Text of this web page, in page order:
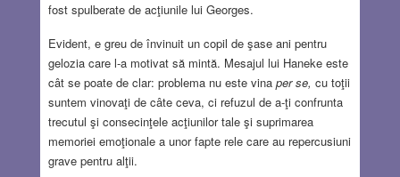
fost spulberate de acţiunile lui Georges.
Evident, e greu de învinuit un copil de şase ani pentru
gelozia care l-a motivat să mintă. Mesajul lui Haneke este
cât se poate de clar: problema nu este vinaper se, cu toţii
suntem vinovaţi de câte ceva, ci refuzul de a-ţi confrunta
trecutul şi consecinţele acţiunilor tale şi suprimarea
memoriei emoţionale a unor fapte rele care au repercusiuni
grave pentru alţii.